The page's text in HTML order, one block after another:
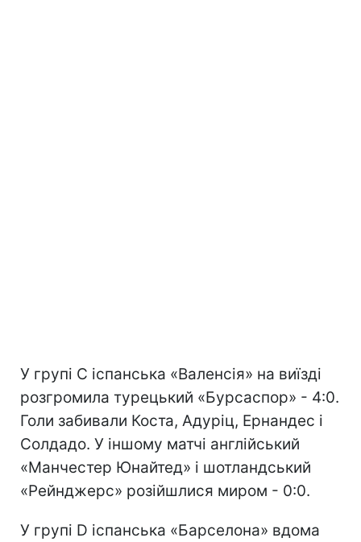
У групі С іспанська «Валенсія» на виїзді
розгромила турецький «Бурсаспор» - 4:0.
Голи забивали Коста, Адуріц, Ернандес і
Солдадо. У іншому матчі англійський
«Манчестер Юнайтед» і шотландський
«Рейнджерс» розійшлися миром - 0:0.
У групі D іспанська «Барселона» вдома